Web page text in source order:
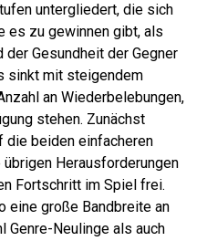
untergliedert, die sich
es zu gewinnen gibt, als
Gesundheit der Gegner
sinkt mit steigendem
an Wiederbelebungen,
stehen. Zunächst
die beiden einfacheren
Herausforderungen
Fortschritt im Spiel frei.
eine große Bandbreite an
Neulinge als auch